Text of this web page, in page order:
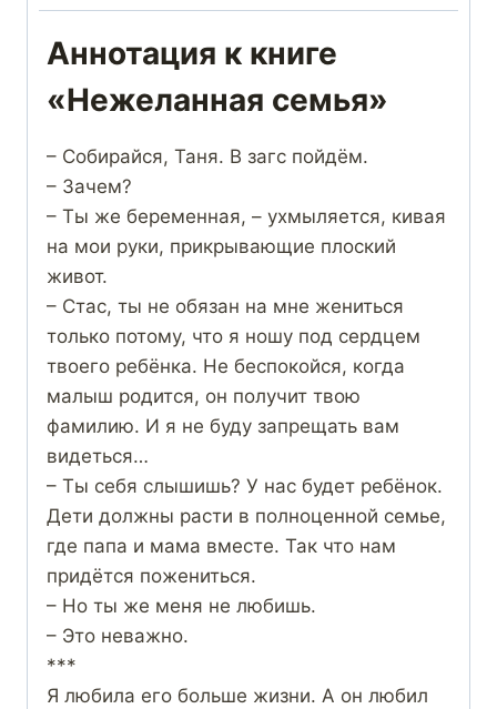
Аннотация к книге
«Нежеланная семья»
– Собирайся, Таня. В загс пойдём.
– Зачем?
– Ты же беременная, – ухмыляется, кивая
на мои руки, прикрывающие плоский
живот.
– Стас, ты не обязан на мне жениться
только потому, что я ношу под сердцем
твоего ребёнка. Не беспокойся, когда
малыш родится, он получит твою
фамилию. И я не буду запрещать вам
видеться…
– Ты себя слышишь? У нас будет ребёнок.
Дети должны расти в полноценной семье,
где папа и мама вместе. Так что нам
придётся пожениться.
– Но ты же меня не любишь.
– Это неважно.
***
Я любила его больше жизни. А он любил